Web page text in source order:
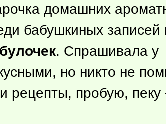
домашних
бабушкиных записей
. Спрашивала у
но никто не
рецепты, пробую,